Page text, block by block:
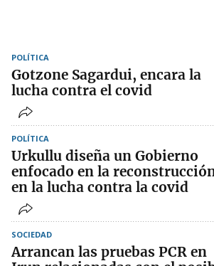
POLÍTICA
Gotzone Sagardui, encara la
lucha contra el covid
POLÍTICA
Urkullu diseña un Gobierno
enfocado en la
en la lucha contra la covid
SOCIEDAD
Arrancan las pruebas PCR en